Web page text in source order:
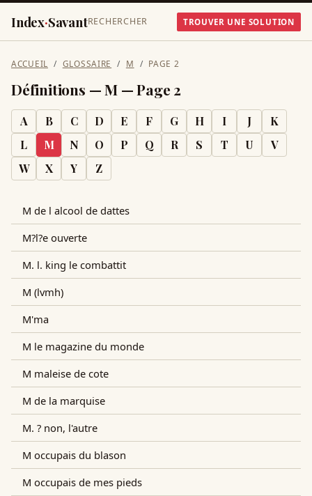
Index·SavantRECHERCHER TROUVER UNE SOLUTION
ACCUEIL GLOSSAIRE M PAGE 2
Définitions —M — Page 2
A B C D E F G H I J
K
L
M N O P Q R S T U
V
W
X Y Z
M de l alcool de dattes
M?l?e ouverte
M. l. king le combattit
M (lvmh)
M'ma
M le magazine du monde
M maleise de cote
M de la marquise
M. ? non, l'autre
M occupais du blason
M occupais de mes pieds